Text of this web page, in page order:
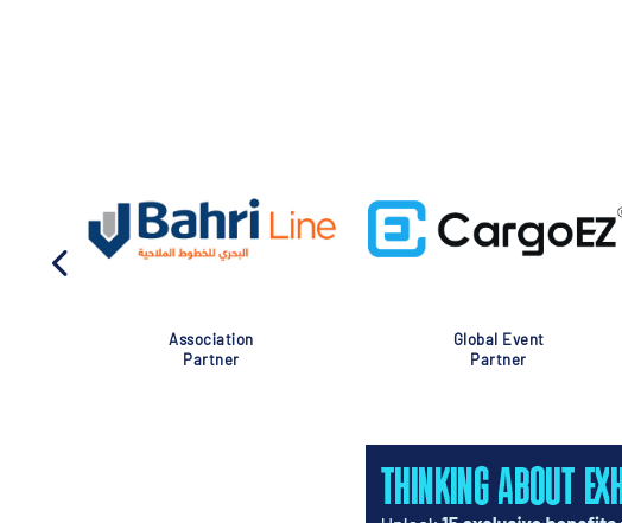
Association
Partner
Global Event
Partner